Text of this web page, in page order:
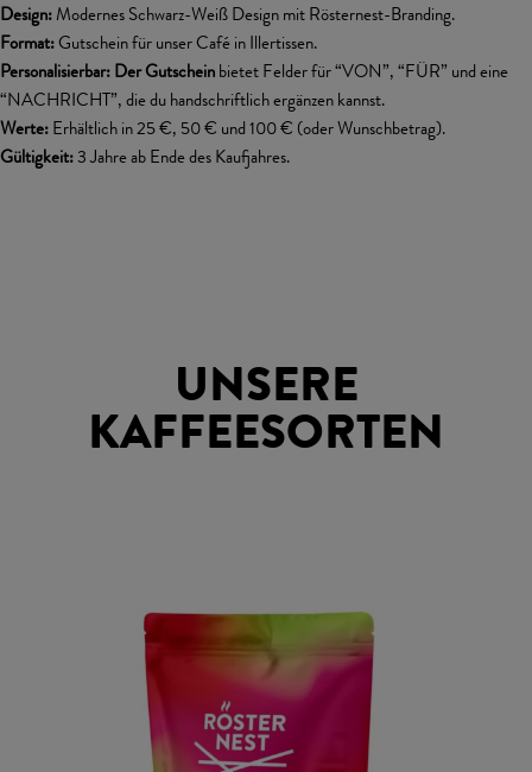
Design:Modernes Schwarz-Weiß Design mit Rösternest-Branding.
Format:Gutschein für unser Café in Illertissen.
Personalisierbar: Der Gutscheinbietet Felder für “VON”, “FÜR” und eine
“NACHRICHT”, die du handschriftlich ergänzen kannst.
Werte:Erhältlich in 25 €, 50 € und 100 € (oder Wunschbetrag).
Gültigkeit:3 Jahre ab Ende des Kaufjahres.
UNSERE
KAFFEESORTEN